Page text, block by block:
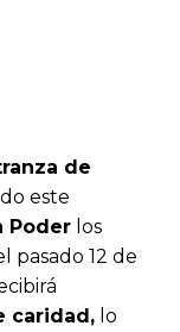
de
este
Poder los
pasado 12 de
caridad, lo